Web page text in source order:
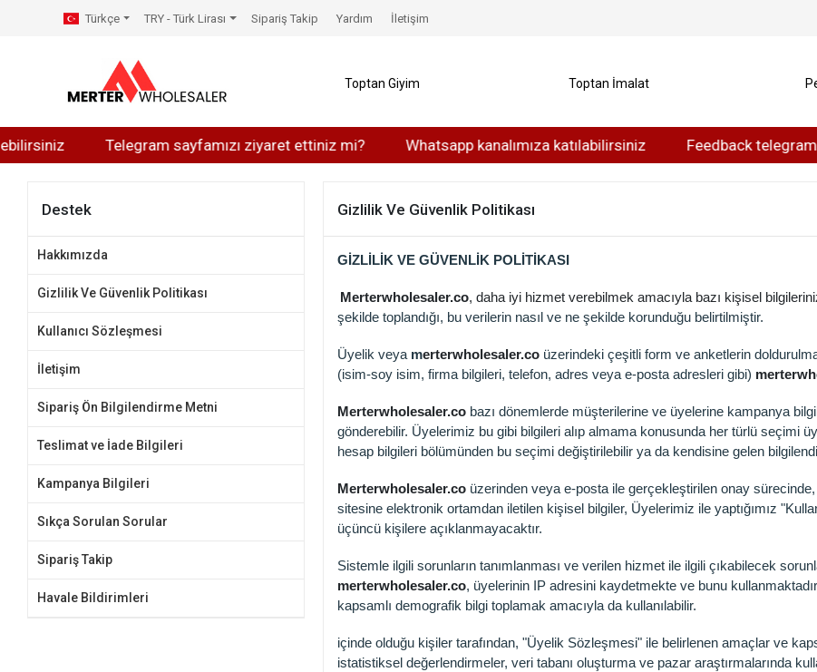
Telegram sayfamızı ziyaret ettiniz mi? Whatsapp kanalımıza katılabilirsiniz Feedback telegram
Türkçe TRY - Türk Lirası Sipariş Takip Yardım İletişim
Toptan Giyim Toptan İmalat
Destek
Hakkımızda
Gizlilik Ve Güvenlik Politikası
Kullanıcı Sözleşmesi
İletişim
Sipariş Ön Bilgilendirme Metni
Teslimat ve İade Bilgileri
Kampanya Bilgileri
Sıkça Sorulan Sorular
Sipariş Takip
Havale Bildirimleri
Gizlilik Ve Güvenlik Politikası
GİZLİLİK VE GÜVENLİK POLİTİKASI
Merterwholesaler.co, daha iyi hizmet verebilmek amacıyla bazı kişisel
şekilde toplandığı, bu verilerin nasıl ve ne şekilde korunduğu belirtilmiştir.
Üyelik veya merterwholesaler.co üzerindeki çeşitli form ve anketlerin
(isim-soy isim, firma bilgileri, telefon, adres veya e-posta adresleri gibi)
Merterwholesaler.co bazı dönemlerde müşterilerine ve üyelerine kampanya
gönderebilir. Üyelerimiz bu gibi bilgileri alıp almama konusunda her türlü seçimi
hesap bilgileri bölümünden bu seçimi değiştirilebilir ya da kendisine gelen
Merterwholesaler.co üzerinden veya e-posta ile gerçekleştirilen onay
sitesine elektronik ortamdan iletilen kişisel bilgiler, Üyelerimiz ile yaptığımız
üçüncü kişilere açıklanmayacaktır.
Sistemle ilgili sorunların tanımlanması ve verilen hizmet ile ilgili çıkabilecek
merterwholesaler.co, üyelerinin IP adresini kaydetmekte ve bunu
kapsamlı demografik bilgi toplamak amacıyla da kullanılabilir.
içinde olduğu kişiler tarafından, "Üyelik Sözleşmesi" ile belirlenen amaçlar ve
istatistiksel değerlendirmeler, veri tabanı oluşturma ve pazar araştırmalarında